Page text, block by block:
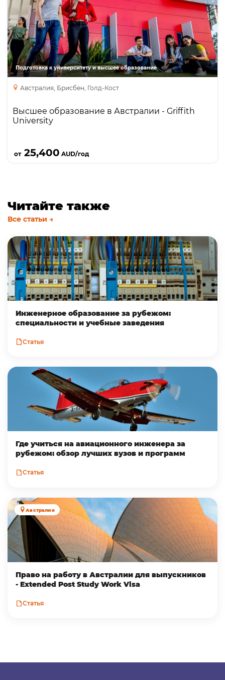
Подготовка к университету и высшее образование
Австралия, Брисбен, Голд-Кост
Высшее образование в Австралии - Griffith
University
от25,400 AUD/год
Курсы
Языки
Направления
Foundation
Бакалавриат
Diploma\advanced diploma
Читайте также
Все статьи →
Инженерное образование за рубежом:
специальности и учебные заведения
Статья
Где учиться на авиационного инженера за
рубежом: обзор лучших вузов и программ
Статья
Австралия
Право на работу в Австралии для выпускников
- Extended Post Study Work Visa
Статья